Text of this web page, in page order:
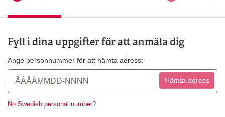
Fyll i dina uppgifter för att anmäla dig
Ange personnummer för att hämta adress:
Hämta adress
No Swedish personal number?